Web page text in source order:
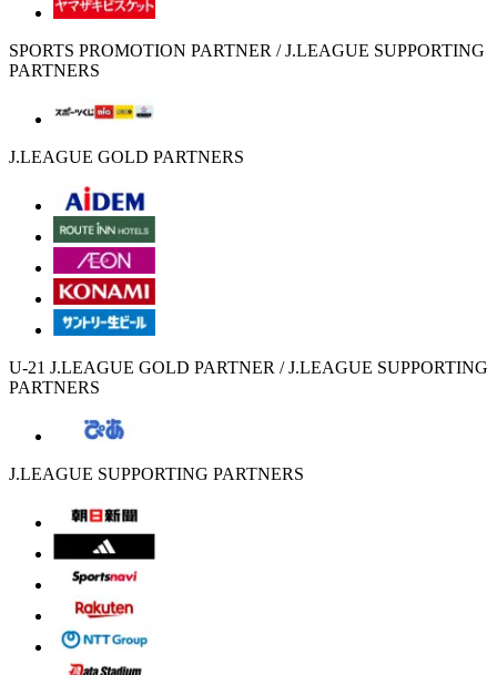
SPORTS PROMOTION PARTNER / J.LEAGUE SUPPORTING
PARTNERS
J.LEAGUE GOLD PARTNERS
U-21 J.LEAGUE GOLD PARTNER / J.LEAGUE SUPPORTING
PARTNERS
J.LEAGUE SUPPORTING PARTNERS